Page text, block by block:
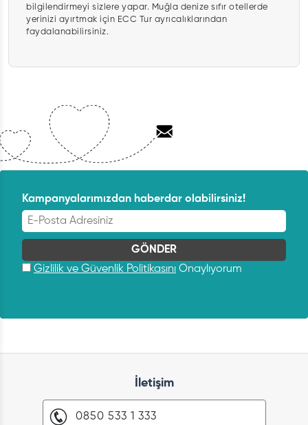
bilgilendirmeyi sizlere yapar. Muğla denize sıfır otellerde
yerinizi ayırtmak için ECC Tur ayrıcalıklarından
faydalanabilirsiniz.
Kampanyalarımızdan haberdar olabilirsiniz!
Gizlilik ve Güvenlik Politikasını Onaylıyorum
İletişim
0850 533 1 333